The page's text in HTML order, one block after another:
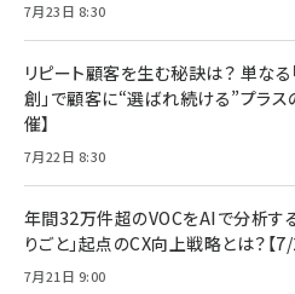
7月23日 8:30
リピート顧客を生む秘訣は？ 単なる
創」で顧客に“選ばれ続ける”プラ
催】
7月22日 8:30
年間32万件超のVOCをAIで分析する
りごと」起点のCX向上戦略とは？【
7月21日 9:00